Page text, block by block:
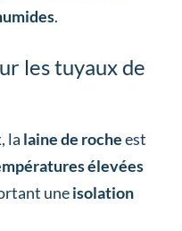
.
les tuyaux de
, la laine de rocheest
élevées
uneisolation